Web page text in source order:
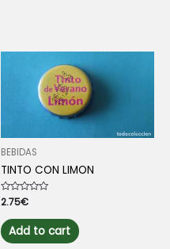
BEBIDAS
TINTO CON LIMON
Rated
0
out
of
5
2.75€
Add to cart